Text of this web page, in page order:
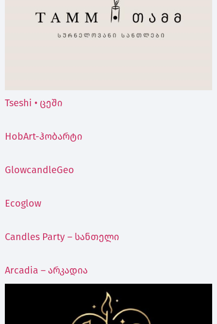
Tseshi • ცეში
HobArt-ჰობარტი
GlowcandleGeo
Ecoglow
Candles Party – სანთელი
Arcadia – არკადია